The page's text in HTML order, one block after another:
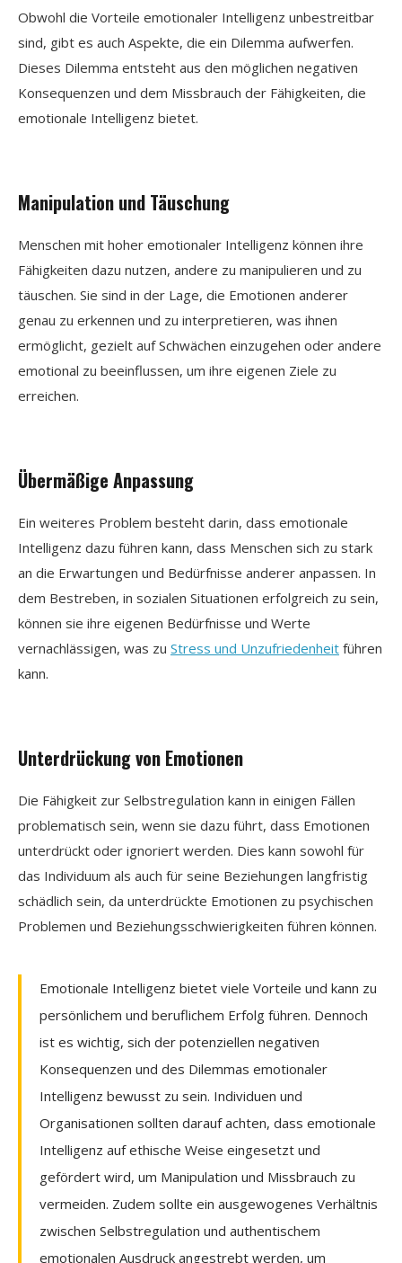
Obwohl die Vorteile emotionaler Intelligenz unbestreitbar
sind, gibt es auch Aspekte, die ein Dilemma aufwerfen.
Dieses Dilemma entsteht aus den möglichen negativen
Konsequenzen und dem Missbrauch der Fähigkeiten, die
emotionale Intelligenz bietet.
Manipulation und Täuschung
Menschen mit hoher emotionaler Intelligenz können ihre
Fähigkeiten dazu nutzen, andere zu manipulieren und zu
täuschen. Sie sind in der Lage, die Emotionen anderer
genau zu erkennen und zu interpretieren, was ihnen
ermöglicht, gezielt auf Schwächen einzugehen oder andere
emotional zu beeinflussen, um ihre eigenen Ziele zu
erreichen.
Übermäßige Anpassung
Ein weiteres Problem besteht darin, dass emotionale
Intelligenz dazu führen kann, dass Menschen sich zu stark
an die Erwartungen und Bedürfnisse anderer anpassen. In
dem Bestreben, in sozialen Situationen erfolgreich zu sein,
können sie ihre eigenen Bedürfnisse und Werte
vernachlässigen, was zu Stress und Unzufriedenheit führen
kann.
Unterdrückung von Emotionen
Die Fähigkeit zur Selbstregulation kann in einigen Fällen
problematisch sein, wenn sie dazu führt, dass Emotionen
unterdrückt oder ignoriert werden. Dies kann sowohl für
das Individuum als auch für seine Beziehungen langfristig
schädlich sein, da unterdrückte Emotionen zu psychischen
Problemen und Beziehungsschwierigkeiten führen können.
Emotionale Intelligenz bietet viele Vorteile und kann zu
persönlichem und beruflichem Erfolg führen. Dennoch
ist es wichtig, sich der potenziellen negativen
Konsequenzen und des Dilemmas emotionaler
Intelligenz bewusst zu sein. Individuen und
Organisationen sollten darauf achten, dass emotionale
Intelligenz auf ethische Weise eingesetzt und
gefördert wird, um Manipulation und Missbrauch zu
vermeiden. Zudem sollte ein ausgewogenes Verhältnis
zwischen Selbstregulation und authentischem
emotionalen Ausdruck angestrebt werden, um